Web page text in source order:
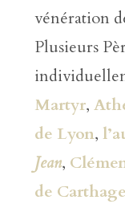
vénération
Plusieurs
Martyr,
de Lyon,
Jean,
de Carthage